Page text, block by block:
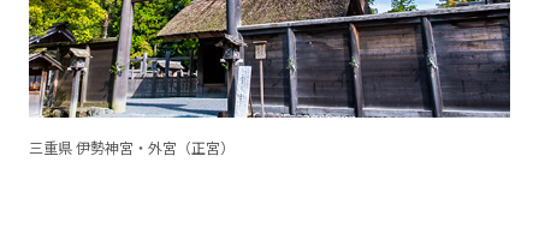
三重県 伊勢神宮・外宮（正宮）